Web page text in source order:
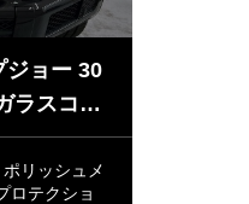
ョー 30
スコー
ンス ホ
ョンフ
ポリッシュメ
ロテクショ